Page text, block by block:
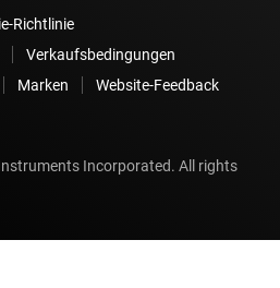
Richtlinie
Verkaufsbedingungen
Marken
Website-Feedback
Incorporated. All rights